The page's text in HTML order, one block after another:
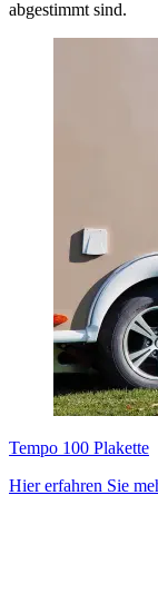
abgestimmt sind.
Tempo 100 Plakette
Hier erfahren Sie